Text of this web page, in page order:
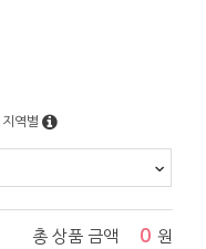
지역별
총 상품 금액 0 원